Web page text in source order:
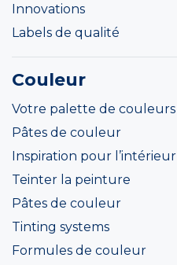
Innovations
Labels de qualité
Couleur
Votre palette de couleurs
Pâtes de couleur
Inspiration pour l’intérieur
Teinter la peinture
Pâtes de couleur
Tinting systems
Formules de couleur